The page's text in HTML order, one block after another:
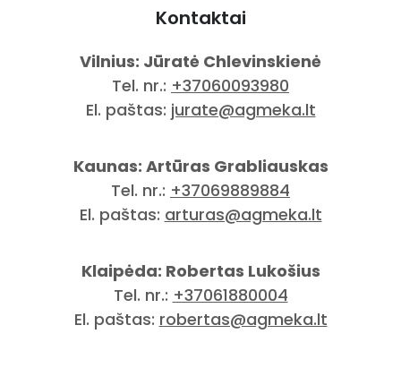
Kontaktai
Vilnius: Jūratė Chlevinskienė
Tel. nr.: +37060093980
El. paštas: jurate@agmeka.lt
Kaunas: Artūras Grabliauskas
Tel. nr.: +37069889884
El. paštas: arturas@agmeka.lt
Klaipėda: Robertas Lukošius
Tel. nr.: +37061880004
El. paštas: robertas@agmeka.lt